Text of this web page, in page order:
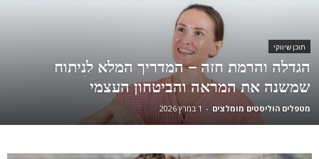
תוכן שיווקי
הגדלה והרמת חזה – המדריך המלא לניתוח
שמשנה את המראה והביטחון העצמי
מטפלים הוליסטים מומלצים - 1 במרץ 2026